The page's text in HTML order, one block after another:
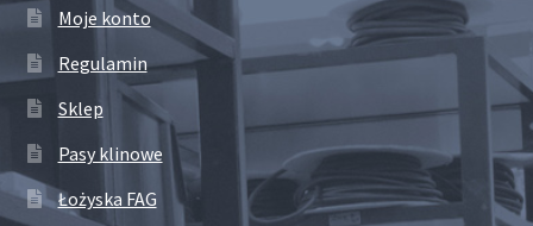
Moje konto
Regulamin
Sklep
Pasy klinowe
Łożyska FAG